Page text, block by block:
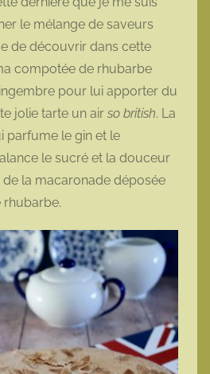
le mélange de saveurs
de découvrir dans cette
compotée de rhubarbe
pour lui apporter du
jolie tarte un air so british. La
parfume le gin et le
le sucré et la douceur
la macaronade déposée